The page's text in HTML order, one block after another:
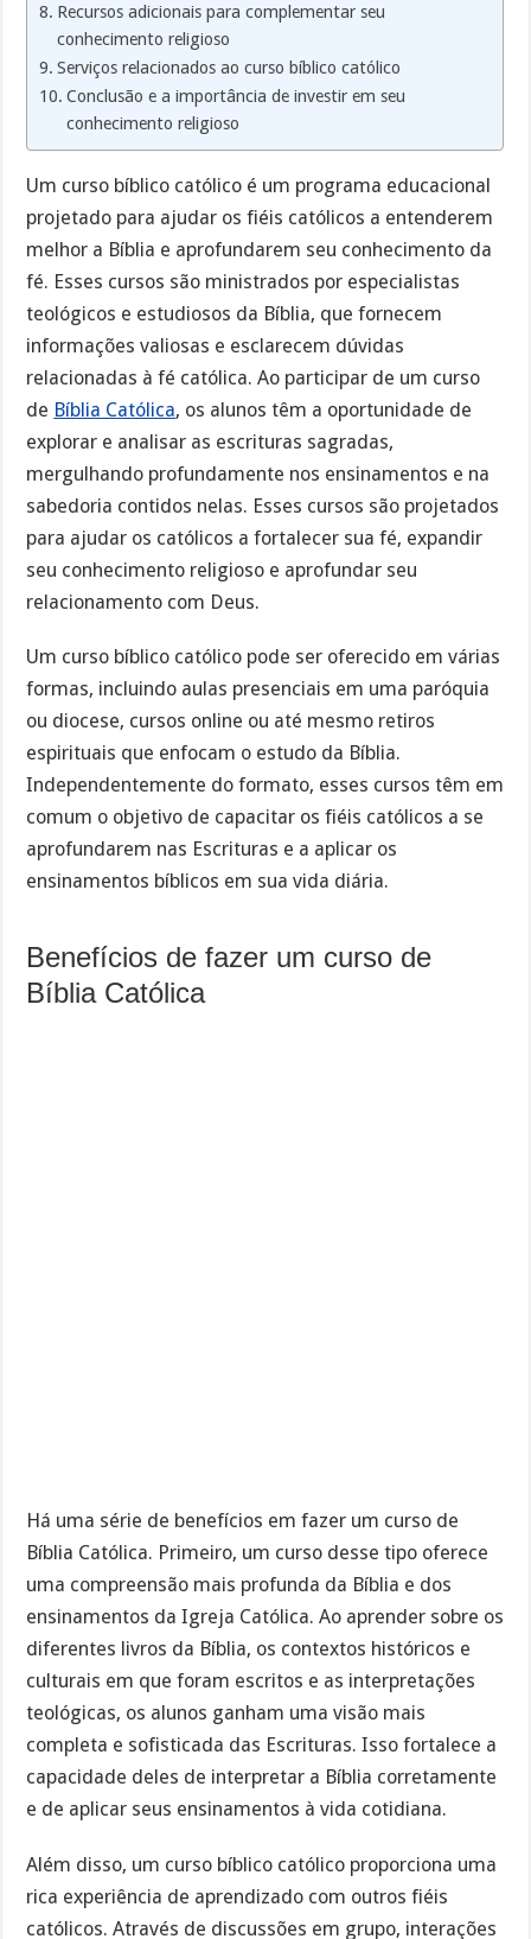
Recursos adicionais para complementar seu
conhecimento religioso
Serviços relacionados ao curso bíblico católico
Conclusão e a importância de investir em seu
conhecimento religioso
Um curso bíblico católico é um programa educacional
projetado para ajudar os fiéis católicos a entenderem
melhor a Bíblia e aprofundarem seu conhecimento da
fé. Esses cursos são ministrados por especialistas
teológicos e estudiosos da Bíblia, que fornecem
informações valiosas e esclarecem dúvidas
relacionadas à fé católica. Ao participar de um curso
de Bíblia Católica, os alunos têm a oportunidade de
explorar e analisar as escrituras sagradas,
mergulhando profundamente nos ensinamentos e na
sabedoria contidos nelas. Esses cursos são projetados
para ajudar os católicos a fortalecer sua fé, expandir
seu conhecimento religioso e aprofundar seu
relacionamento com Deus.
Um curso bíblico católico pode ser oferecido em várias
formas, incluindo aulas presenciais em uma paróquia
ou diocese, cursos online ou até mesmo retiros
espirituais que enfocam o estudo da Bíblia.
Independentemente do formato, esses cursos têm em
comum o objetivo de capacitar os fiéis católicos a se
aprofundarem nas Escrituras e a aplicar os
ensinamentos bíblicos em sua vida diária.
Benefícios de fazer um curso de
Bíblia Católica
Há uma série de benefícios em fazer um curso de
Bíblia Católica. Primeiro, um curso desse tipo oferece
uma compreensão mais profunda da Bíblia e dos
ensinamentos da Igreja Católica. Ao aprender sobre os
diferentes livros da Bíblia, os contextos históricos e
culturais em que foram escritos e as interpretações
teológicas, os alunos ganham uma visão mais
completa e sofisticada das Escrituras. Isso fortalece a
capacidade deles de interpretar a Bíblia corretamente
e de aplicar seus ensinamentos à vida cotidiana.
Além disso, um curso bíblico católico proporciona uma
rica experiência de aprendizado com outros fiéis
católicos. Através de discussões em grupo, interações